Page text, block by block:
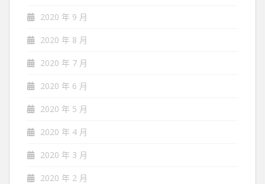
2020 年 9 月
2020 年 8 月
2020 年 7 月
2020 年 6 月
2020 年 5 月
2020 年 4 月
2020 年 3 月
2020 年 2 月